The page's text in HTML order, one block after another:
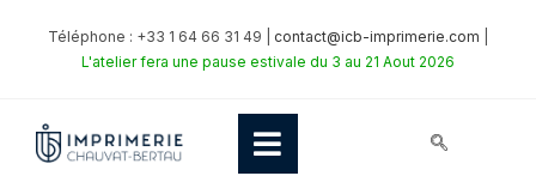
Téléphone : +33 1 64 66 31 49 | contact@icb-imprimerie.com
L'atelier fera une pause estivale du 3 au 21 Aout 2026